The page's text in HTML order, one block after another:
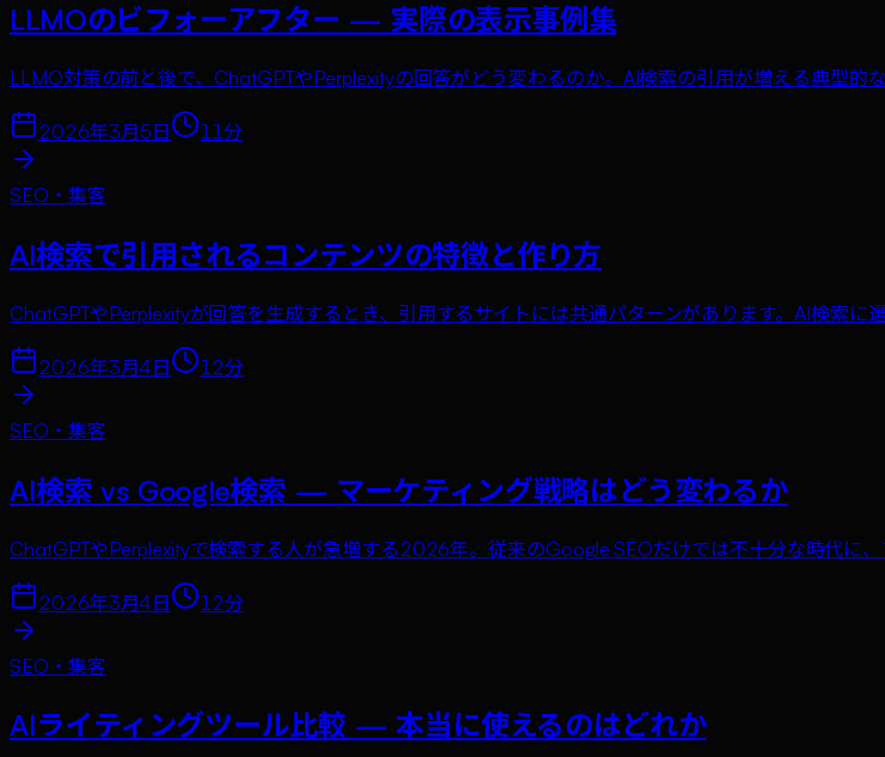
LLMOのビフォーアフター — 実際の表示事例集
LLMO対策の前と後で、ChatGPTやPerplexityの回答がどう変わるのか。AI検索の引用が増える典型的
2026年3月5日 11分
SEO・集客
AI検索で引用されるコンテンツの特徴と作り方
ChatGPTやPerplexityが回答を生成するとき、引用するサイトには共通パターンがあります。AI検索に
2026年3月4日 12分
SEO・集客
AI検索 vs Google検索 — マーケティング戦略はどう変わるか
ChatGPTやPerplexityで検索する人が急増する2026年。従来のGoogle SEOだけでは不十分な時代に、
2026年3月4日 12分
SEO・集客
AIライティングツール比較 — 本当に使えるのはどれか